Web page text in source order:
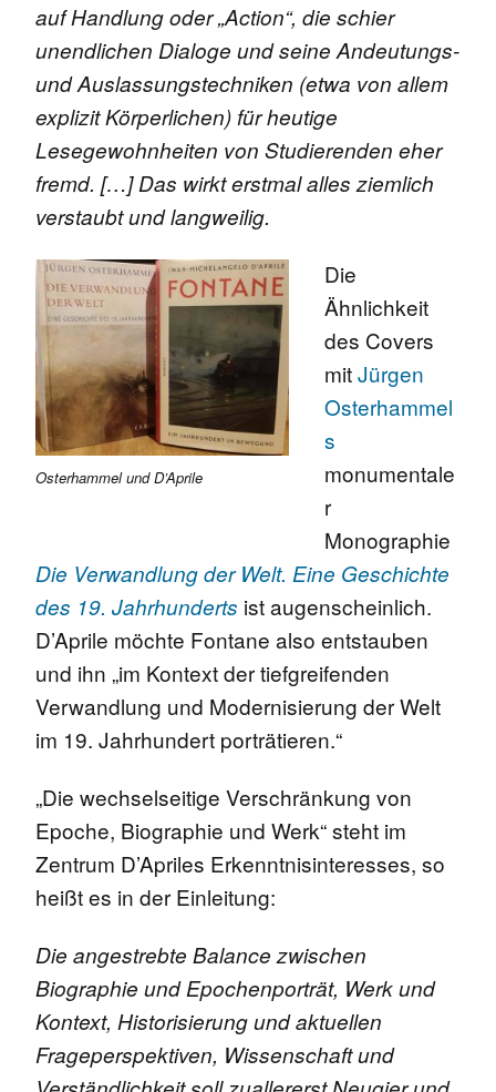
auf Handlung oder „Action“, die schier
unendlichen Dialoge und seine Andeutungs-
und Auslassungstechniken (etwa von allem
explizit Körperlichen) für heutige
Lesegewohnheiten von Studierenden eher
fremd. […] Das wirkt erstmal alles ziemlich
verstaubt und langweilig.
Osterhammel und D’Aprile
Die
Ähnlichkeit
des Covers
mitJürgen
Osterhammel
s
monumentale
r
Monographie
Die Verwandlung der Welt. Eine Geschichte
des 19. Jahrhunderts ist augenscheinlich.
D’Aprile möchte Fontane also entstauben
und ihn „im Kontext der tiefgreifenden
Verwandlung und Modernisierung der Welt
im 19. Jahrhundert porträtieren.“
„Die wechselseitige Verschränkung von
Epoche, Biographie und Werk“ steht im
Zentrum D’Apriles Erkenntnisinteresses, so
heißt es in der Einleitung:
Die angestrebte Balance zwischen
Biographie und Epochenporträt, Werk und
Kontext, Historisierung und aktuellen
Frageperspektiven, Wissenschaft und